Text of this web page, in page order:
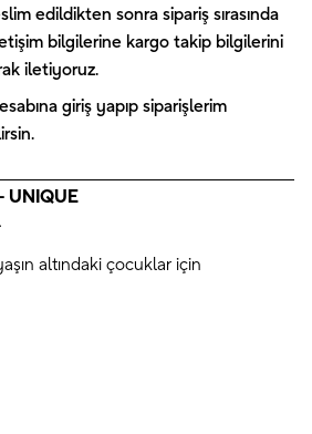
edildikten sonra sipariş sırasında
bilgilerine kargo takip bilgilerini
iletiyoruz.
giriş yapıp siparişlerim
UNIQUE
altındaki çocuklar için